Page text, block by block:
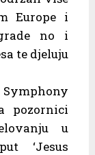
Europe i
no i
te djeluju
pozornici
u
‘Jesus